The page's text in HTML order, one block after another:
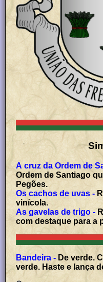
A cruz da Ordem de
Ordem de Santiago
Pegões.
Os cachos de uvas -
vinícola.
As gavelas de trigo -
com destaque para a
Bandeira - De verde.
verde. Haste e lança